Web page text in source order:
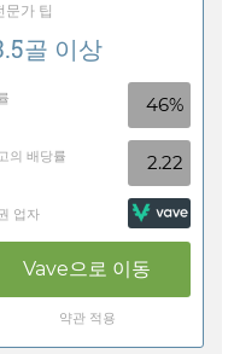
문가 팁
골 이상
46%
의 배당률 2.22
업자
Vave으로 이동
약관 적용